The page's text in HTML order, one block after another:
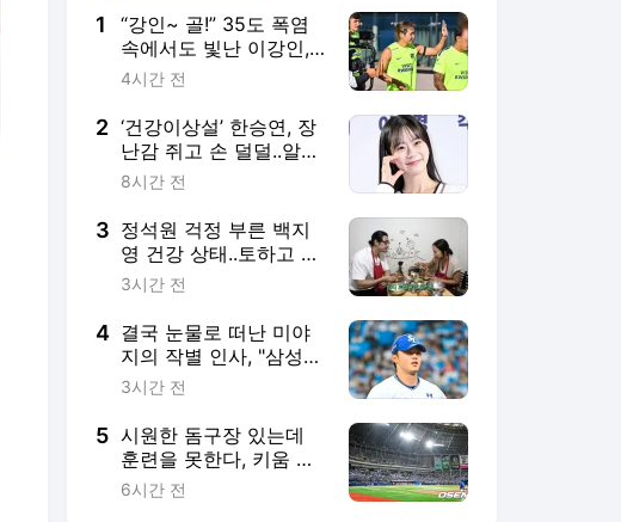
1
“강인~ 골!” 35도 폭염
속에서도 빛난 이강인,
아틀레티코 선수들과 완
쎈 현장]
4시간 전
2 ‘건강이상설’ 한승연, 장
난감 쥐고 손 덜덜..알고
보니 ‘목 디스크’였다 “치
8시간 전
3 정석원 걱정 부른 백지
영 건강 상태..토하고 장
염인데 폭풍 식사 “이러
3시간 전
4 결국 눈물로 떠난 미야
지의 작별 인사, "삼성
우승 꼭 보고 싶다"
3시간 전
5 시원한 돔구장 있는데
훈련을 못한다, 키움 폭
염·콘서트 변수에 울상…
6시간 전